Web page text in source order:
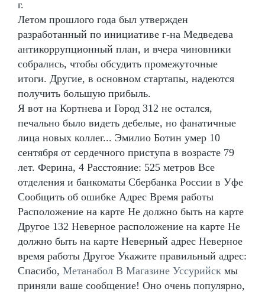
г.
Летом прошлого года был утвержден
разработанный по инициативе г-на Медведева
антикоррупционный план, и вчера чиновники
собрались, чтобы обсудить промежуточные
итоги. Другие, в основном стартапы, надеются
получить большую прибыль.
Я вот на Кортнева и Город 312 не остался,
печально было видеть дебелые, но фанатичные
лица новых коллег... Эмилио Ботин умер 10
сентября от сердечного приступа в возрасте 79
лет. Ферина, 4 Расстояние: 525 метров Все
отделения и банкоматы Сбербанка России в Уфе
Сообщить об ошибке Адрес Время работы
Расположение на карте Не должно быть на карте
Другое 132 Неверное расположение на карте Не
должно быть на карте Неверный адрес Неверное
время работы Другое Укажите правильный адрес:
Спасибо, Метанабол В Магазине Уссурийск мы
приняли ваше сообщение! Оно очень популярно,